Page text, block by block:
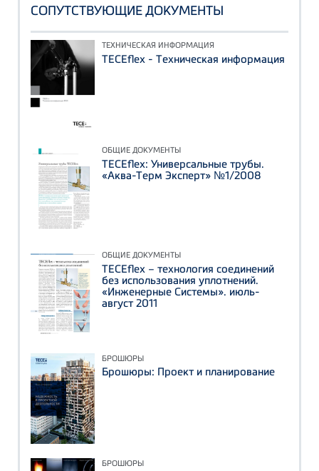
СОПУТСТВУЮЩИЕ ДОКУМЕНТЫ
ТЕХНИЧЕСКАЯ ИНФОРМАЦИЯ
TECEflex - Техническая информация
ОБЩИЕ ДОКУМЕНТЫ
TECEflex: Универсальные трубы.
«Аква-Терм Эксперт» №1/2008
ОБЩИЕ ДОКУМЕНТЫ
TECEflex – технология соединений
без использования уплотнений.
«Инженерные Системы». июль-
август 2011
БРОШЮРЫ
Брошюры: Проект и планирование
БРОШЮРЫ